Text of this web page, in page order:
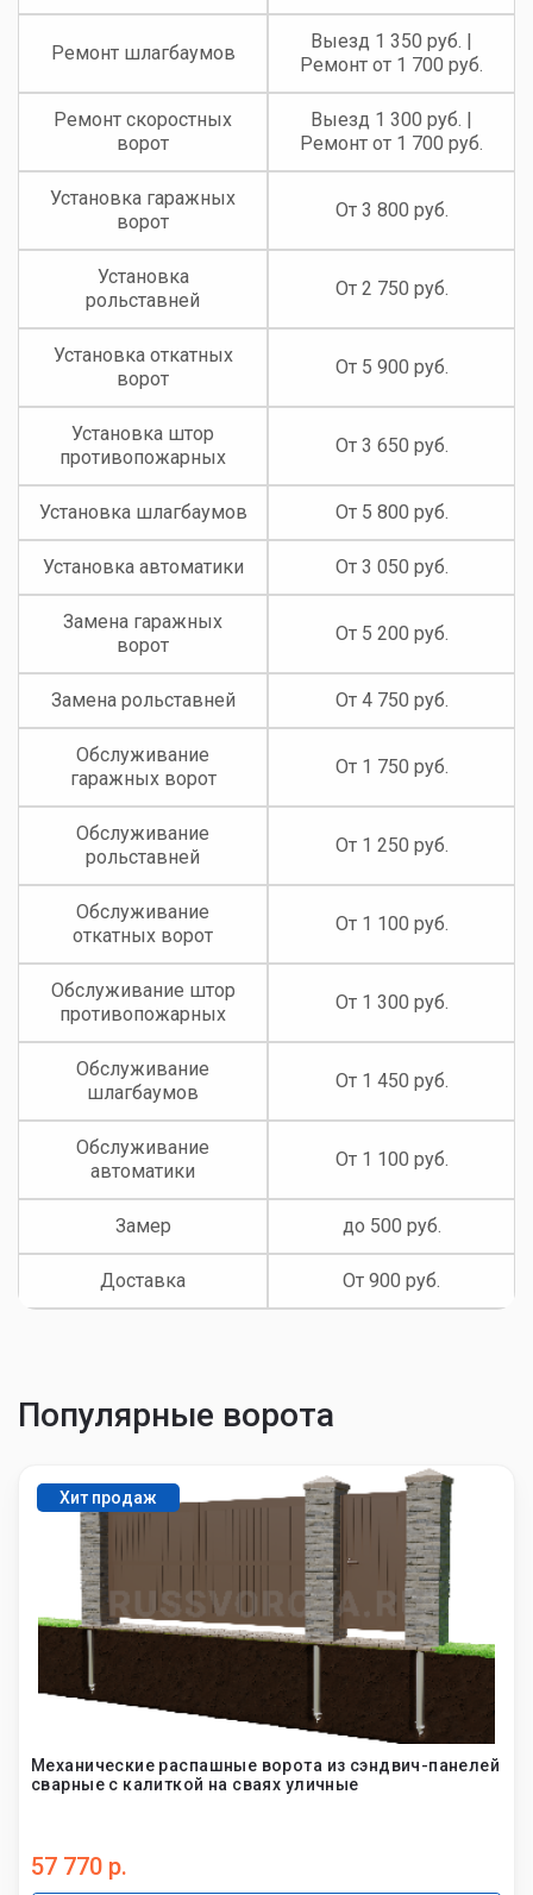
Ремонт шлагбаумов
Выезд 1 350 руб. |
Ремонт от 1 700 руб.
Ремонт скоростных
ворот
Выезд 1 300 руб. |
Ремонт от 1 700 руб.
Установка гаражных
ворот
От 3 800 руб.
Установка
рольставней
От 2 750 руб.
Установка откатных
ворот
От 5 900 руб.
Установка штор
противопожарных
От 3 650 руб.
Установка шлагбаумов От 5 800 руб.
Установка автоматики От 3 050 руб.
Замена гаражных
ворот
От 5 200 руб.
Замена рольставней От 4 750 руб.
Обслуживание
гаражных ворот
От 1 750 руб.
Обслуживание
рольставней
От 1 250 руб.
Обслуживание
откатных ворот
От 1 100 руб.
Обслуживание штор
противопожарных
От 1 300 руб.
Обслуживание
шлагбаумов
От 1 450 руб.
Обслуживание
автоматики
От 1 100 руб.
Замер до 500 руб.
Доставка От 900 руб.
Популярные ворота
Хит продаж
Механические распашные ворота из сэндвич-панелей
сварные с калиткой на сваях уличные
57 770 р.